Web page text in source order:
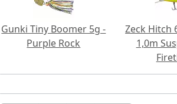
Gunki Tiny Boomer 5g -
Purple Rock
Zeck Hitch
1,0m